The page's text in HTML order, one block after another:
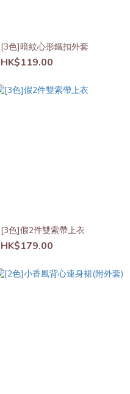
[3色]暗紋心形鐵扣外套
HK$119.00
[3色]假2件雙索帶上衣
HK$179.00